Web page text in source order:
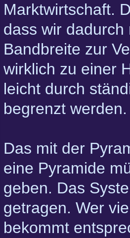
Marktwirtschaft.
dass wir
Bandbreite zur
wirklich zu einer
leicht durch
begrenzt werden.
Das mit der
eine Pyramide
geben. Das
getragen. Wer
bekommt